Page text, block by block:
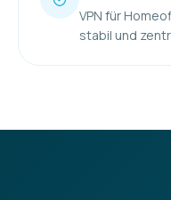
VPN für
stabil und